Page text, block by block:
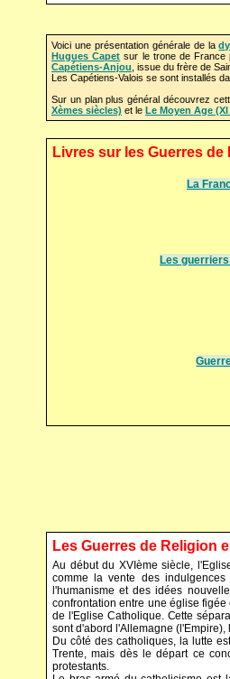
Voici une présentation générale de la
Hugues Capet sur le trone de
Capétiens-Anjou , issue du frère de
Les Capétiens-Valois se sont installés
Sur un plan plus général découvrez
Xèmes siècles) et le Le Moyen Age
Livres sur les Guerres de
La
Les
Les Guerres de Religion
Au début du XVIème siècle,
comme la vente des
l'humanisme et des idées
confrontation entre une église
de l'Eglise Catholique. Cette
sont d'abord l'Allemagne (l'Empire),
Du côté des catholiques, la lutte
Trente, mais dès le départ ce
protestants.